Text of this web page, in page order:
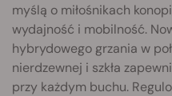
myślą o miłośnikach
wydajność i mobilność.
hybrydowego grzania w
nierdzewnej i szkła
przy każdym buchu.